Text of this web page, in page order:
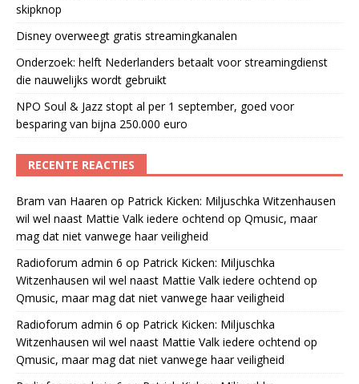
skipknop
Disney overweegt gratis streamingkanalen
Onderzoek: helft Nederlanders betaalt voor streamingdienst
die nauwelijks wordt gebruikt
NPO Soul & Jazz stopt al per 1 september, goed voor
besparing van bijna 250.000 euro
RECENTE REACTIES
Bram van Haaren op Patrick Kicken: Miljuschka Witzenhausen
wil wel naast Mattie Valk iedere ochtend op Qmusic, maar
mag dat niet vanwege haar veiligheid
Radioforum admin 6 op Patrick Kicken: Miljuschka
Witzenhausen wil wel naast Mattie Valk iedere ochtend op
Qmusic, maar mag dat niet vanwege haar veiligheid
Radioforum admin 6 op Patrick Kicken: Miljuschka
Witzenhausen wil wel naast Mattie Valk iedere ochtend op
Qmusic, maar mag dat niet vanwege haar veiligheid